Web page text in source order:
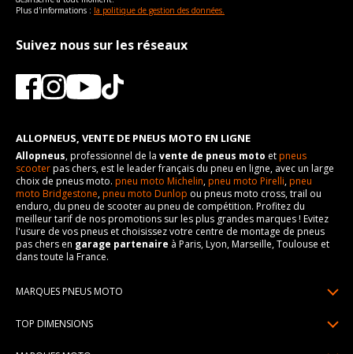
Plus d'informations : la politique de gestion des données.
Suivez nous sur les réseaux
ALLOPNEUS, VENTE DE PNEUS MOTO EN LIGNE
Allopneus, professionnel de la vente de pneus moto etpneus
scooterpas chers, est le leader français du pneu en ligne, avec un large
choix de pneus moto. pneu moto Michelin,pneu moto Pirelli,pneu
moto Bridgestone,pneu moto Dunlop ou pneus moto cross, trail ou
enduro, du pneu de scooter au pneu de compétition. Profitez du
meilleur tarif de nos promotions sur les plus grandes marques ! Evitez
l'usure de vos pneus et choisissez votre centre de montage de pneus
pas chers en garage partenaire à Paris, Lyon, Marseille, Toulouse et
dans toute la France.
MARQUES PNEUS MOTO
TOP DIMENSIONS